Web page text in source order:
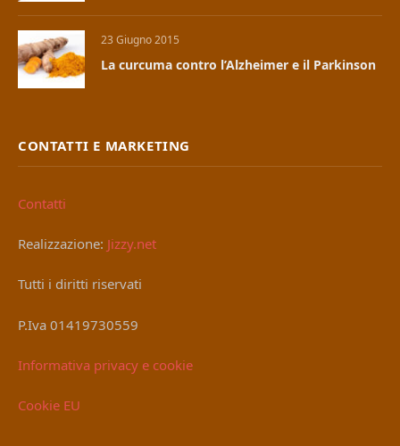
23 Giugno 2015
La curcuma contro l’Alzheimer e il Parkinson
CONTATTI E MARKETING
Contatti
Realizzazione: Jizzy.net
Tutti i diritti riservati
P.Iva 01419730559
Informativa privacy e cookie
Cookie EU